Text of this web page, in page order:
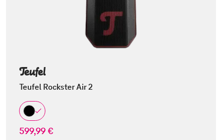
Teufel Rockster Air 2
599,99 €